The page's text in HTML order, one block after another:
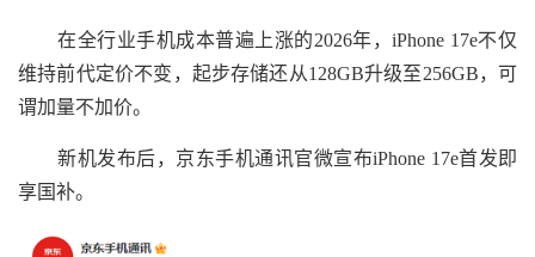
在全行业手机成本普遍上涨的2026年，iPhone 17e不仅
维持前代定价不变，起步存储还从128GB升级至256GB，可
谓加量不加价。
新机发布后，京东手机通讯官微宣布iPhone 17e首发即
享国补。